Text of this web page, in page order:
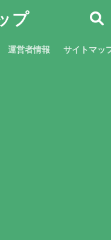
プ
運営者情報 サイトマッ